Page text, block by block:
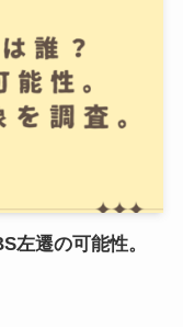
遷の可能性。